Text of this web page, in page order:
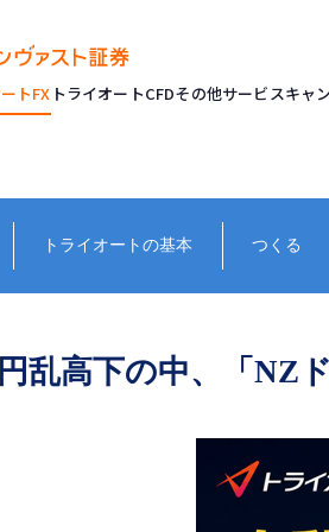
トFX トライオートCFDその他サービスキャ
トライオートの基本 つくる
円乱高下の中、「NZ